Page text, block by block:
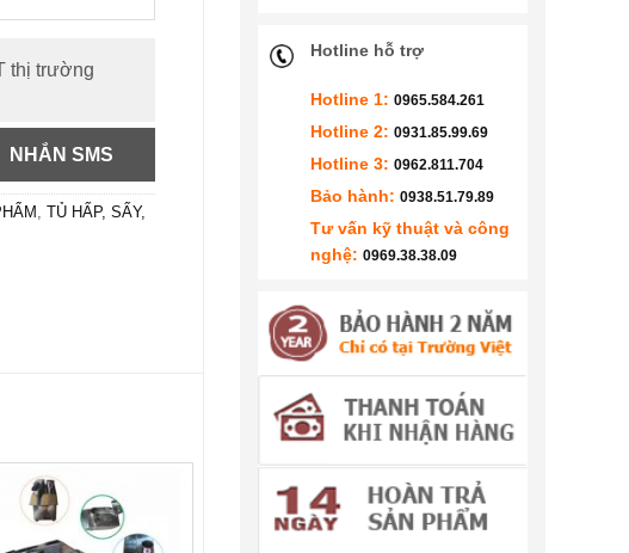
Hotline hỗ trợ
Hotline 1: 0965.584.261
Hotline 2: 0931.85.99.69
Hotline 3: 0962.811.704
Bảo hành: 0938.51.79.89
Tư vấn kỹ thuật và công
nghệ: 0969.38.38.09
thị trường
NHẮN SMS
,TỦ HẤP, SẤY,